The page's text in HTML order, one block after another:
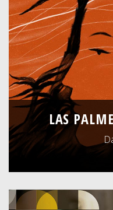
LAS